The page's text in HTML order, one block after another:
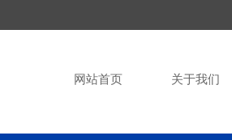
网站首页 关于我们